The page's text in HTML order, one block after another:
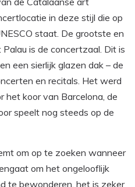
in deze stijl die op
staat. De grootste en
is de concertzaal. Dit is
een sierlijk glazen dak – de
en recitals. Het werd
het koor van Barcelona, de
speelt nog steeds op de
om op te zoeken wanneer
om het ongelooflijk
te bewonderen, het is zeker